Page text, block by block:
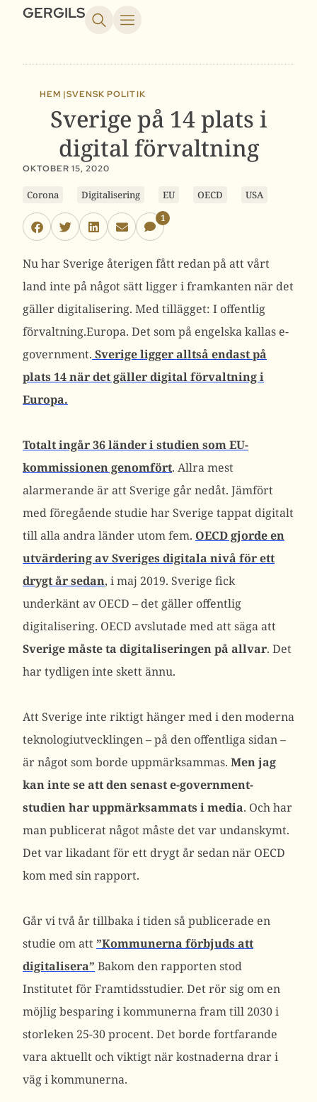
GERGILS
HEM |SVENSK POLITIK
Sverige på 14 plats i
digital förvaltning
OKTOBER 15, 2020
Corona Digitalisering EU OECD USA
1
Nu har Sverige återigen fått redan på att vårt
land inte på något sätt ligger i framkanten när det
gäller digitalisering. Med tillägget: I offentlig
förvaltning.Europa. Det som på engelska kallas e-
government. Sverige ligger alltså endast på
plats 14 när det gäller digital förvaltning i
Europa.
Totalt ingår 36 länder i studien som EU-
kommissionen genomfört. Allra mest
alarmerande är att Sverige går nedåt. Jämfört
med föregående studie har Sverige tappat digitalt
till alla andra länder utom fem. OECD gjorde en
utvärdering av Sveriges digitala nivå för ett
drygt år sedan, i maj 2019. Sverige fick
underkänt av OECD – det gäller offentlig
digitalisering. OECD avslutade med att säga att
Sverige måste ta digitaliseringen på allvar. Det
har tydligen inte skett ännu.
Att Sverige inte riktigt hänger med i den moderna
teknologiutvecklingen – på den offentliga sidan –
är något som borde uppmärksammas. Men jag
kan inte se att den senast e-government-
studien har uppmärksammats i media. Och har
man publicerat något måste det var undanskymt.
Det var likadant för ett drygt år sedan när OECD
kom med sin rapport.
Går vi två år tillbaka i tiden så publicerade en
studie om att ”Kommunerna förbjuds att
digitalisera” Bakom den rapporten stod
Institutet för Framtidsstudier. Det rör sig om en
möjlig besparing i kommunerna fram till 2030 i
storleken 25-30 procent. Det borde fortfarande
vara aktuellt och viktigt när kostnaderna drar i
väg i kommunerna.